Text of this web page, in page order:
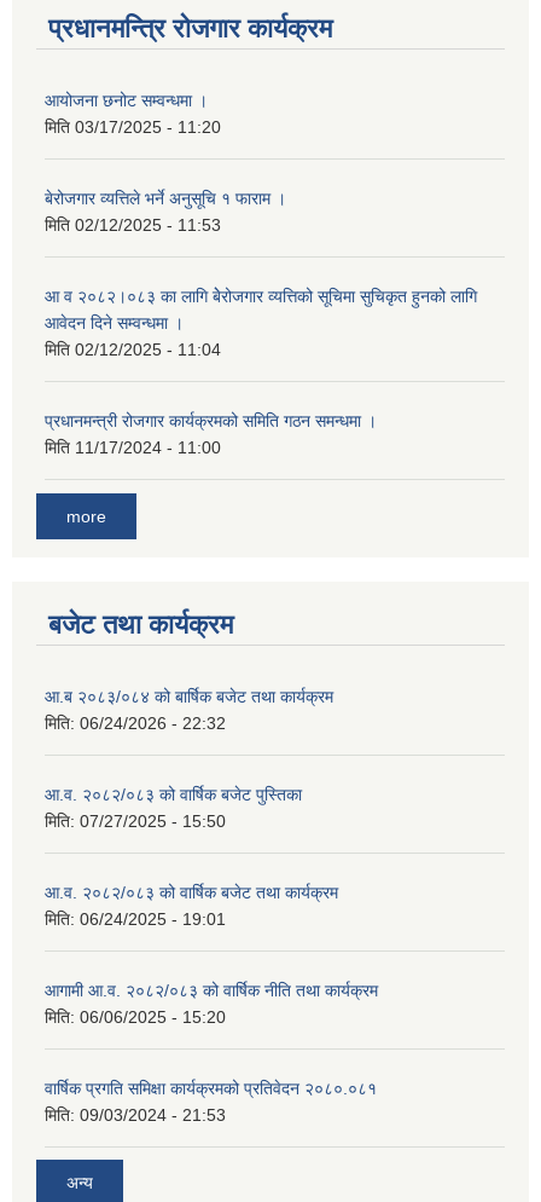
प्रधानमन्त्रि रोजगार कार्यक्रम
आयोजना छनोट सम्वन्धमा ।
मिति 03/17/2025 - 11:20
बेरोजगार व्यत्तिले भर्ने अनुसूचि १ फाराम ।
मिति 02/12/2025 - 11:53
आ व २०८२।०८३ का लागि बेेरोजगार व्यत्तिको सूचिमा सुचिकृत हुनको लागि
आवेदन दिने सम्वन्धमा ।
मिति 02/12/2025 - 11:04
प्रधानमन्त्री रोजगार कार्यक्रमको समिति गठन समन्धमा ।
मिति 11/17/2024 - 11:00
more
बजेट तथा कार्यक्रम
आ.ब २०८३/०८४ को बार्षिक बजेट तथा कार्यक्रम
मिति: 06/24/2026 - 22:32
आ.व. २०८२/०८३ को वार्षिक बजेट पुस्तिका
मिति: 07/27/2025 - 15:50
आ.व. २०८२/०८३ को वार्षिक बजेट तथा कार्यक्रम
मिति: 06/24/2025 - 19:01
आगामी आ.व. २०८२/०८३ को वार्षिक नीति तथा कार्यक्रम
मिति: 06/06/2025 - 15:20
वार्षिक प्रगति समिक्षा कार्यक्रमको प्रतिवेदन २०८०.०८१
मिति: 09/03/2024 - 21:53
अन्य